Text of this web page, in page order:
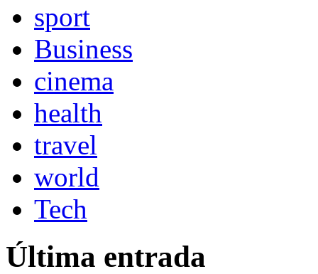
sport
Business
cinema
health
travel
world
Tech
Última entrada